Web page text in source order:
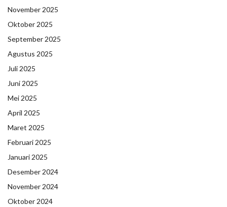
November 2025
Oktober 2025
September 2025
Agustus 2025
Juli 2025
Juni 2025
Mei 2025
April 2025
Maret 2025
Februari 2025
Januari 2025
Desember 2024
November 2024
Oktober 2024